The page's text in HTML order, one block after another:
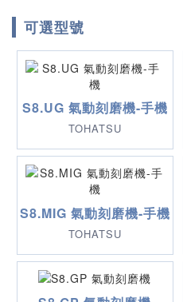
可選型號
S8.UG 氣動刻磨機-手機
TOHATSU
S8.MIG 氣動刻磨機-手機
TOHATSU